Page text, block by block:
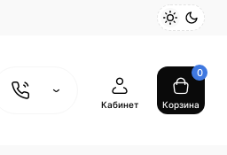
Кабинет
0
Корзина